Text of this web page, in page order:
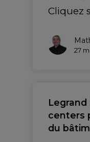
Cliquez
27
centers
du